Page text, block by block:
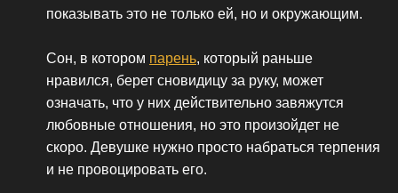
показывать это не только ей, но и окружающим.
Сон, в котором парень, который раньше
нравился, берет сновидицу за руку, может
означать, что у них действительно завяжутся
любовные отношения, но это произойдет не
скоро. Девушке нужно просто набраться терпения
и не провоцировать его.